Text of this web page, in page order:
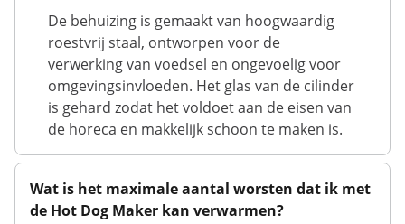
De behuizing is gemaakt van hoogwaardig
roestvrij staal, ontworpen voor de
verwerking van voedsel en ongevoelig voor
omgevingsinvloeden. Het glas van de cilinder
is gehard zodat het voldoet aan de eisen van
de horeca en makkelijk schoon te maken is.
Wat is het maximale aantal worsten dat ik met
de Hot Dog Maker kan verwarmen?